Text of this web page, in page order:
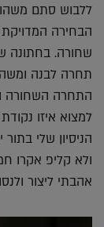
ללבוש סתם משהו
הבחירה
שחורה. בחתונה
תחרה לבנה
התחרה השחורה
למצוא איזו
הניסיון שלי
ולא קליפ אקרו
אהבתי ליצור